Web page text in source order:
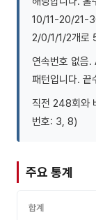
10/11-20/21-
2/0/1/1/2개로
연속번호 없음
패턴입니다. 끝
직전 248회와
번호: 3, 8)
주요 통계
합계